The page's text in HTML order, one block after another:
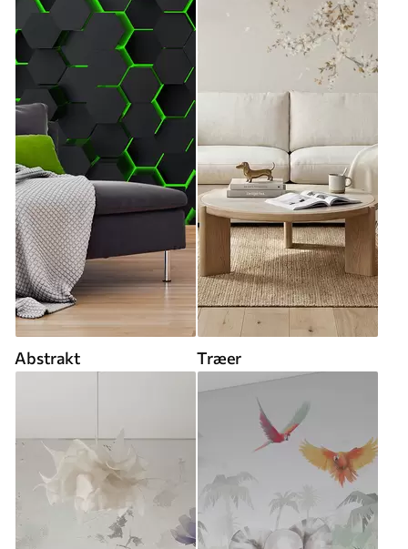
Abstrakt Træer